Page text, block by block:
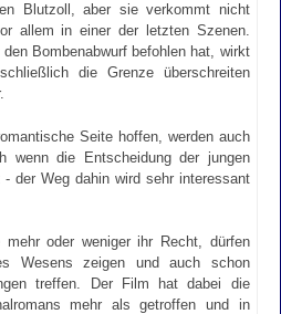
Blutzoll, aber sie verkommt nicht
allem in einer der letzten Szenen.
Bombenabwurf befohlen hat, wirkt
die Grenze überschreiten
Seite hoffen, werden auch
wenn die Entscheidung der jungen
der Weg dahin wird sehr interessant
mehr oder weniger ihr Recht, dürfen
Wesens zeigen und auch schon
treffen. Der Film hat dabei die
mehr als getroffen und in